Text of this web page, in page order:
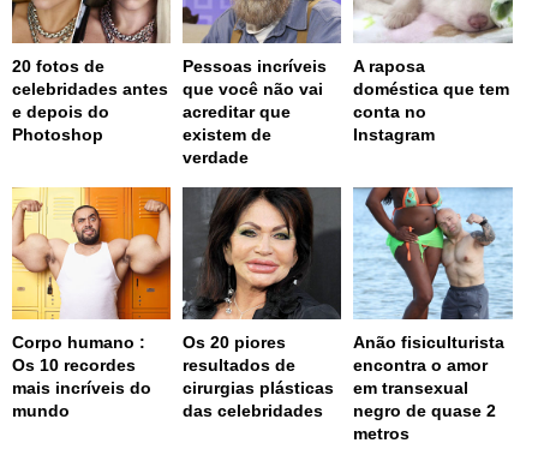
20 fotos de
celebridades antes
e depois do
Photoshop
Pessoas incríveis
que você não vai
acreditar que
existem de
verdade
A raposa
doméstica que tem
conta no
Instagram
Corpo humano :
Os 10 recordes
mais incríveis do
mundo
Os 20 piores
resultados de
cirurgias plásticas
das celebridades
Anão fisiculturista
encontra o amor
em transexual
negro de quase 2
metros